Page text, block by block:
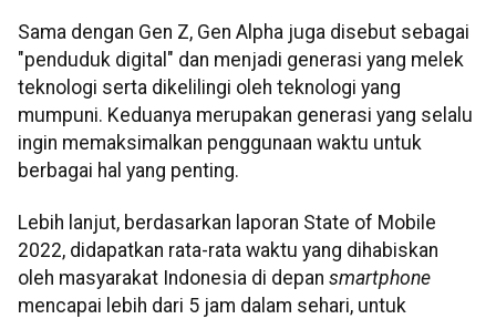
Sama dengan Gen Z, Gen Alpha juga disebut sebagai
"penduduk digital" dan menjadi generasi yang melek
teknologi serta dikelilingi oleh teknologi yang
mumpuni. Keduanya merupakan generasi yang selalu
ingin memaksimalkan penggunaan waktu untuk
berbagai hal yang penting.
Lebih lanjut, berdasarkan laporan State of Mobile
2022, didapatkan rata-rata waktu yang dihabiskan
oleh masyarakat Indonesia di depan smartphone
mencapai lebih dari 5 jam dalam sehari, untuk